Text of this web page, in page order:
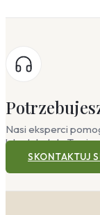
Nasi eksperci
lub plakat do
SKONTAKTUJ